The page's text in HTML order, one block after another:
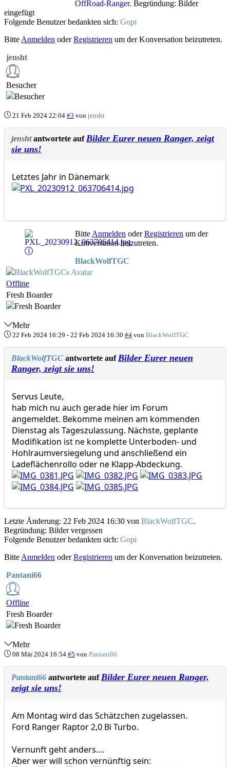
OffRoad-Ranger. Begründung: Bilder
eingefügt
Folgende Benutzer bedankten sich: Gopi
Bitte Anmelden oderRegistrieren um der Konversation beizutreten.
jensht
Besucher
21 Feb 2024 22:04 #3 von jensht
jenshtantwortete aufBilder Eurer neuen Ranger, zeigt
sie uns!
Letztes Jahr in Dänemark
Bitte Anmelden oderRegistrieren um der
Konversation beizutreten.
BlackWolfTGC
Offline
Fresh Boarder
Mehr
22 Feb 2024 16:29 - 22 Feb 2024 16:30 #4 von BlackWolfTGC
BlackWolfTGC antwortete aufBilder Eurer neuen
Ranger, zeigt sie uns!
Servus Leute,
hab mich nu auch gerade hier im Forum
angemeldet. Bekomme meinen am kommenden
Dienstag als Tageszulassung. Nächste, geplante
Modifikation ist ne komplette Unterboden- und
Hohlraumversiegelung und anschließend ein
Ladeflächenrollo oder ne Klapp-Abdeckung.
Letzte Änderung: 22 Feb 2024 16:30 von BlackWolfTGC.
Begründung: Bilder vergessen
Folgende Benutzer bedankten sich: Gopi
Bitte Anmelden oderRegistrieren um der Konversation beizutreten.
Pantani66
Offline
Fresh Boarder
Mehr
08 Mär 2024 16:54 #5 von Pantani66
Pantani66 antwortete aufBilder Eurer neuen Ranger,
zeigt sie uns!
Am Montag wird das Schätzchen zugelassen.
Ford Ranger Raptor 2,0 Bi Turbo.
Vernunft geht anders....
Aber wer will schon vernünftig sein: